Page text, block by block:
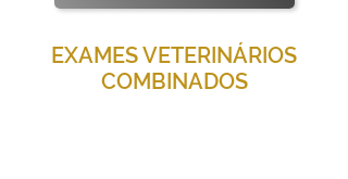
EXAMES VETERINÁRIOS
COMBINADOS